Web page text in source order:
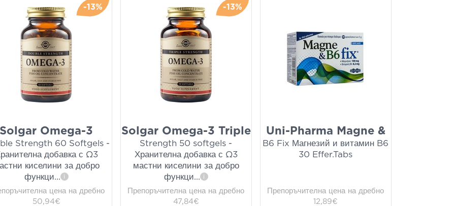
-13%
Solgar Omega-3
Strength 60 Softgels -
добавка с Ω3
киселини за добро
функци... i
цена на дребно
50,94€
-13%
Solgar Omega-3 Triple
Strength 50 softgels -
Хранителна добавка с Ω3
мастни киселини за добро
функци... i
Препоръчителна цена на дребно
47,84€
Uni-Pharma Magne &
B6 Fix Магнезий и витамин Β6
30 Effer.Tabs
Препоръчителна цена на дребно
12,89€